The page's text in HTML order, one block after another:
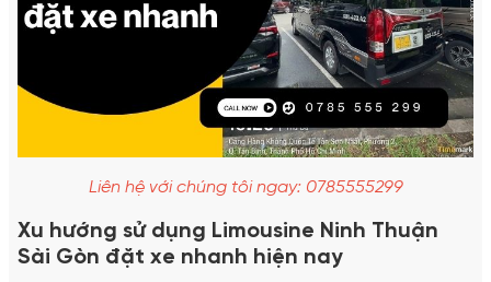
Liên hệ với chúng tôi ngay: 0785555299
Xu hướng sử dụng Limousine Ninh Thuận
Sài Gòn đặt xe nhanh hiện nay